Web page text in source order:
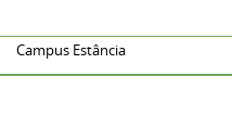
Campus Estância